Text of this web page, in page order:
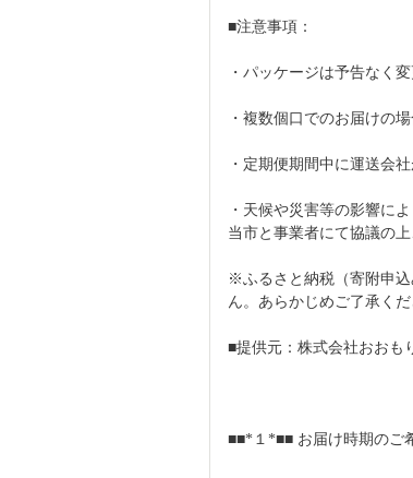
■注意事項：
・パッケージは予告なく
・複数個口でのお届けの
・定期便期間中に運送会
・天候や災害等の影響に
当市と事業者にて協議の
※ふるさと納税（寄附申
ん。あらかじめご了承くだ
■提供元：株式会社おおも
■■*１*■■ お届け時期のご